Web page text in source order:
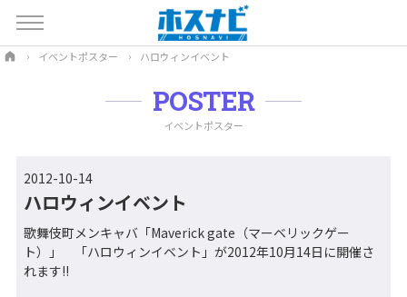
イベントポスター ハロウィンイベント
POSTER
イベントポスター
2012-10-14
ハロウィンイベント
歌舞伎町メンキャバ「Maverick gate（マーベリックゲー
ト）」 「ハロウィンイベント」が2012年10月14日に開催さ
れます!!